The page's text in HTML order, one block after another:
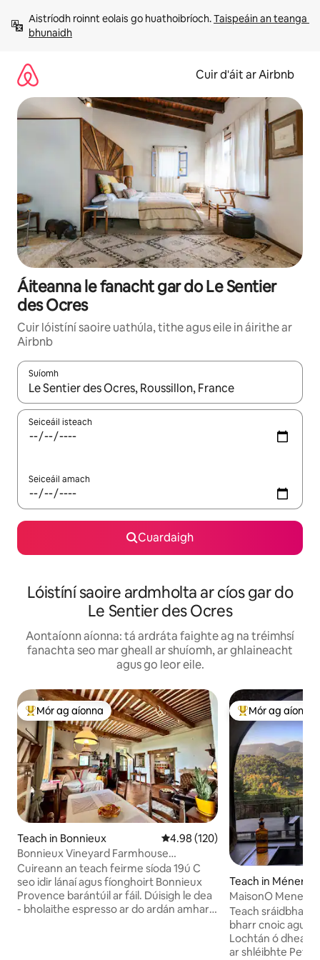
chuig
ábhar
Aistríodh roinnt eolais go huathoibríoch. Taispeáin an teanga
bhunaidh
Cuir d'áit ar Airbnb
Áiteanna le fanacht gar do Le Sentier
des Ocres
Cuir lóistíní saoire uathúla, tithe agus eile in áirithe ar
Airbnb
Suíomh
Nuair a bheidh torthaí ar fáil, déan nascleanúint le
Seiceáil isteach
Seiceáil amach
Cuardaigh
Lóistíní saoire ardmholta ar cíos gar do
Le Sentier des Ocres
Aontaíonn aíonna: tá ardráta faighte ag na tréimhsí
fanachta seo mar gheall ar shuíomh, ar ghlaineacht
agus go leor eile.
An-mhór ag aíonna
Mór ag aíonna
Teach in Bonnieux Meánrátáil 4.98 as 5, 120
4.98 (120)
Bonnieux Vineyard Farmhouse
Hideaway - Fáilte roimh Pheataí
Cuireann an teach feirme síoda 19ú C
seo idir lánaí agus fíonghoirt Bonnieux
Provence barántúil ar fáil. Dúisigh le dea
- bholaithe espresso ar do ardán amharc
An-mhór ag
Mór ag aíonna
Teach in
MaisonO
Provence
Teach sráidbhaile
bharr cnoic agus
Lochtán ó dheas
ar shléibhte Petit